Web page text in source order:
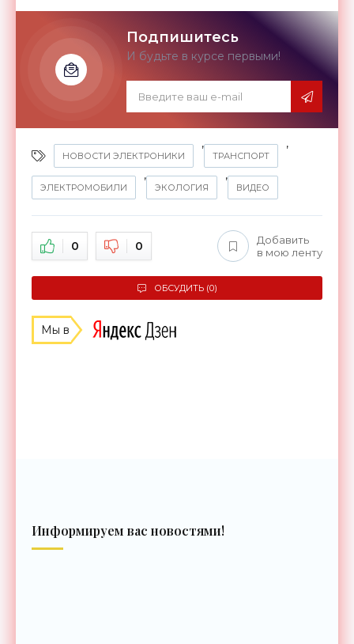
Подпишитесь
И будьте в курсе первыми!
НОВОСТИ ЭЛЕКТРОНИКИ
,
ТРАНСПОРТ
,
ЭЛЕКТРОМОБИЛИ
,
ЭКОЛОГИЯ
,
ВИДЕО
0 0
Добавить
в мою ленту
ОБСУДИТЬ (0)
Мы в
Информируем вас новостями!